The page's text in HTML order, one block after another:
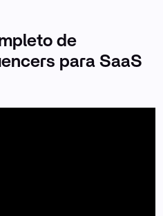
de
para SaaS